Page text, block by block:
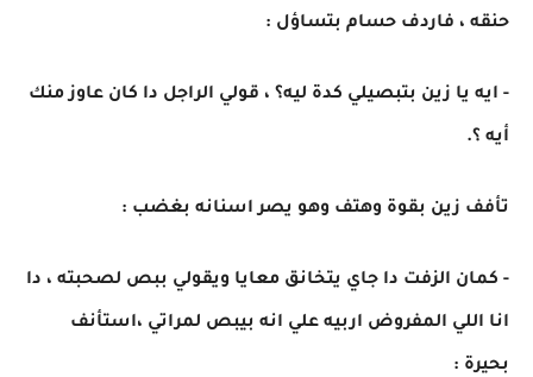
حنقه ، فاردف حسام بتساؤل :
- ايه يا زين بتبصيلي كدة ليه؟ ، قولي الراجل دا كان عاوز منك
أيه ؟.
تأفف زين بقوة وهتف وهو يصر اسنانه بغضب :
- كمان الزفت دا جاي يتخانق معايا ويقولي ببص لصحبته ، دا
انا اللي المفروض اربيه علي انه بيبص لمراتي ،استأنف
بحيرة :